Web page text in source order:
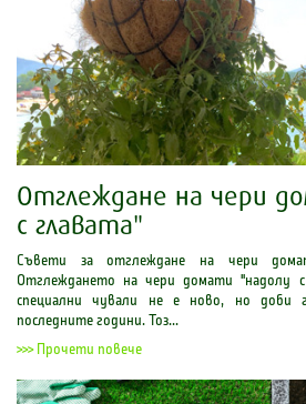
Отглеждане на чери
с главата"
Съвети за отглеждане на чери
Отглеждането на чери домати "надолу
специални чували не е ново, но доби
последните години. Тоз...
>>> Прочети повече